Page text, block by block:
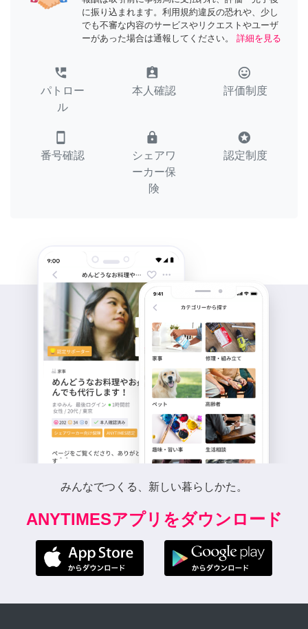
に振り込まれます。利用規約違反の恐れや、少し
でも不審な内容のサービスやリクエストやユーザ
ーがあった場合は通報してください。
詳細を見る
perm_phone_msg
パトロー
ル
assignment_ind
本人確認
tag_faces
評価制度
smartphone
番号確認
lock
シェアワ
ーカー保
険
stars
認定制度
みんなでつくる、新しい暮らしかた。
ANYTIMESアプリをダウンロード